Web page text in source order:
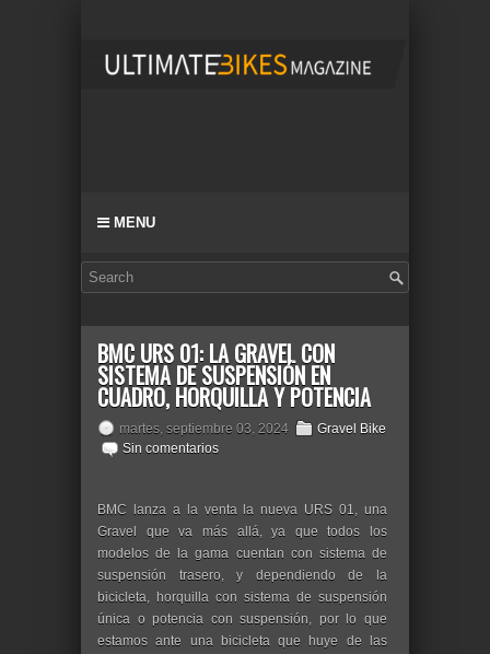
MENU
BMC URS 01: LA GRAVEL CON
SISTEMA DE SUSPENSIÓN EN
CUADRO, HORQUILLA Y POTENCIA
martes, septiembre 03, 2024
Gravel Bike
Sin comentarios
BMC lanza a la venta la nueva URS 01, una
Gravel que va más allá, ya que todos los
modelos de la gama cuentan con sistema de
suspensión trasero, y dependiendo de la
bicicleta, horquilla con sistema de suspensión
única o potencia con suspensión, por lo que
estamos ante una bicicleta que huye de las